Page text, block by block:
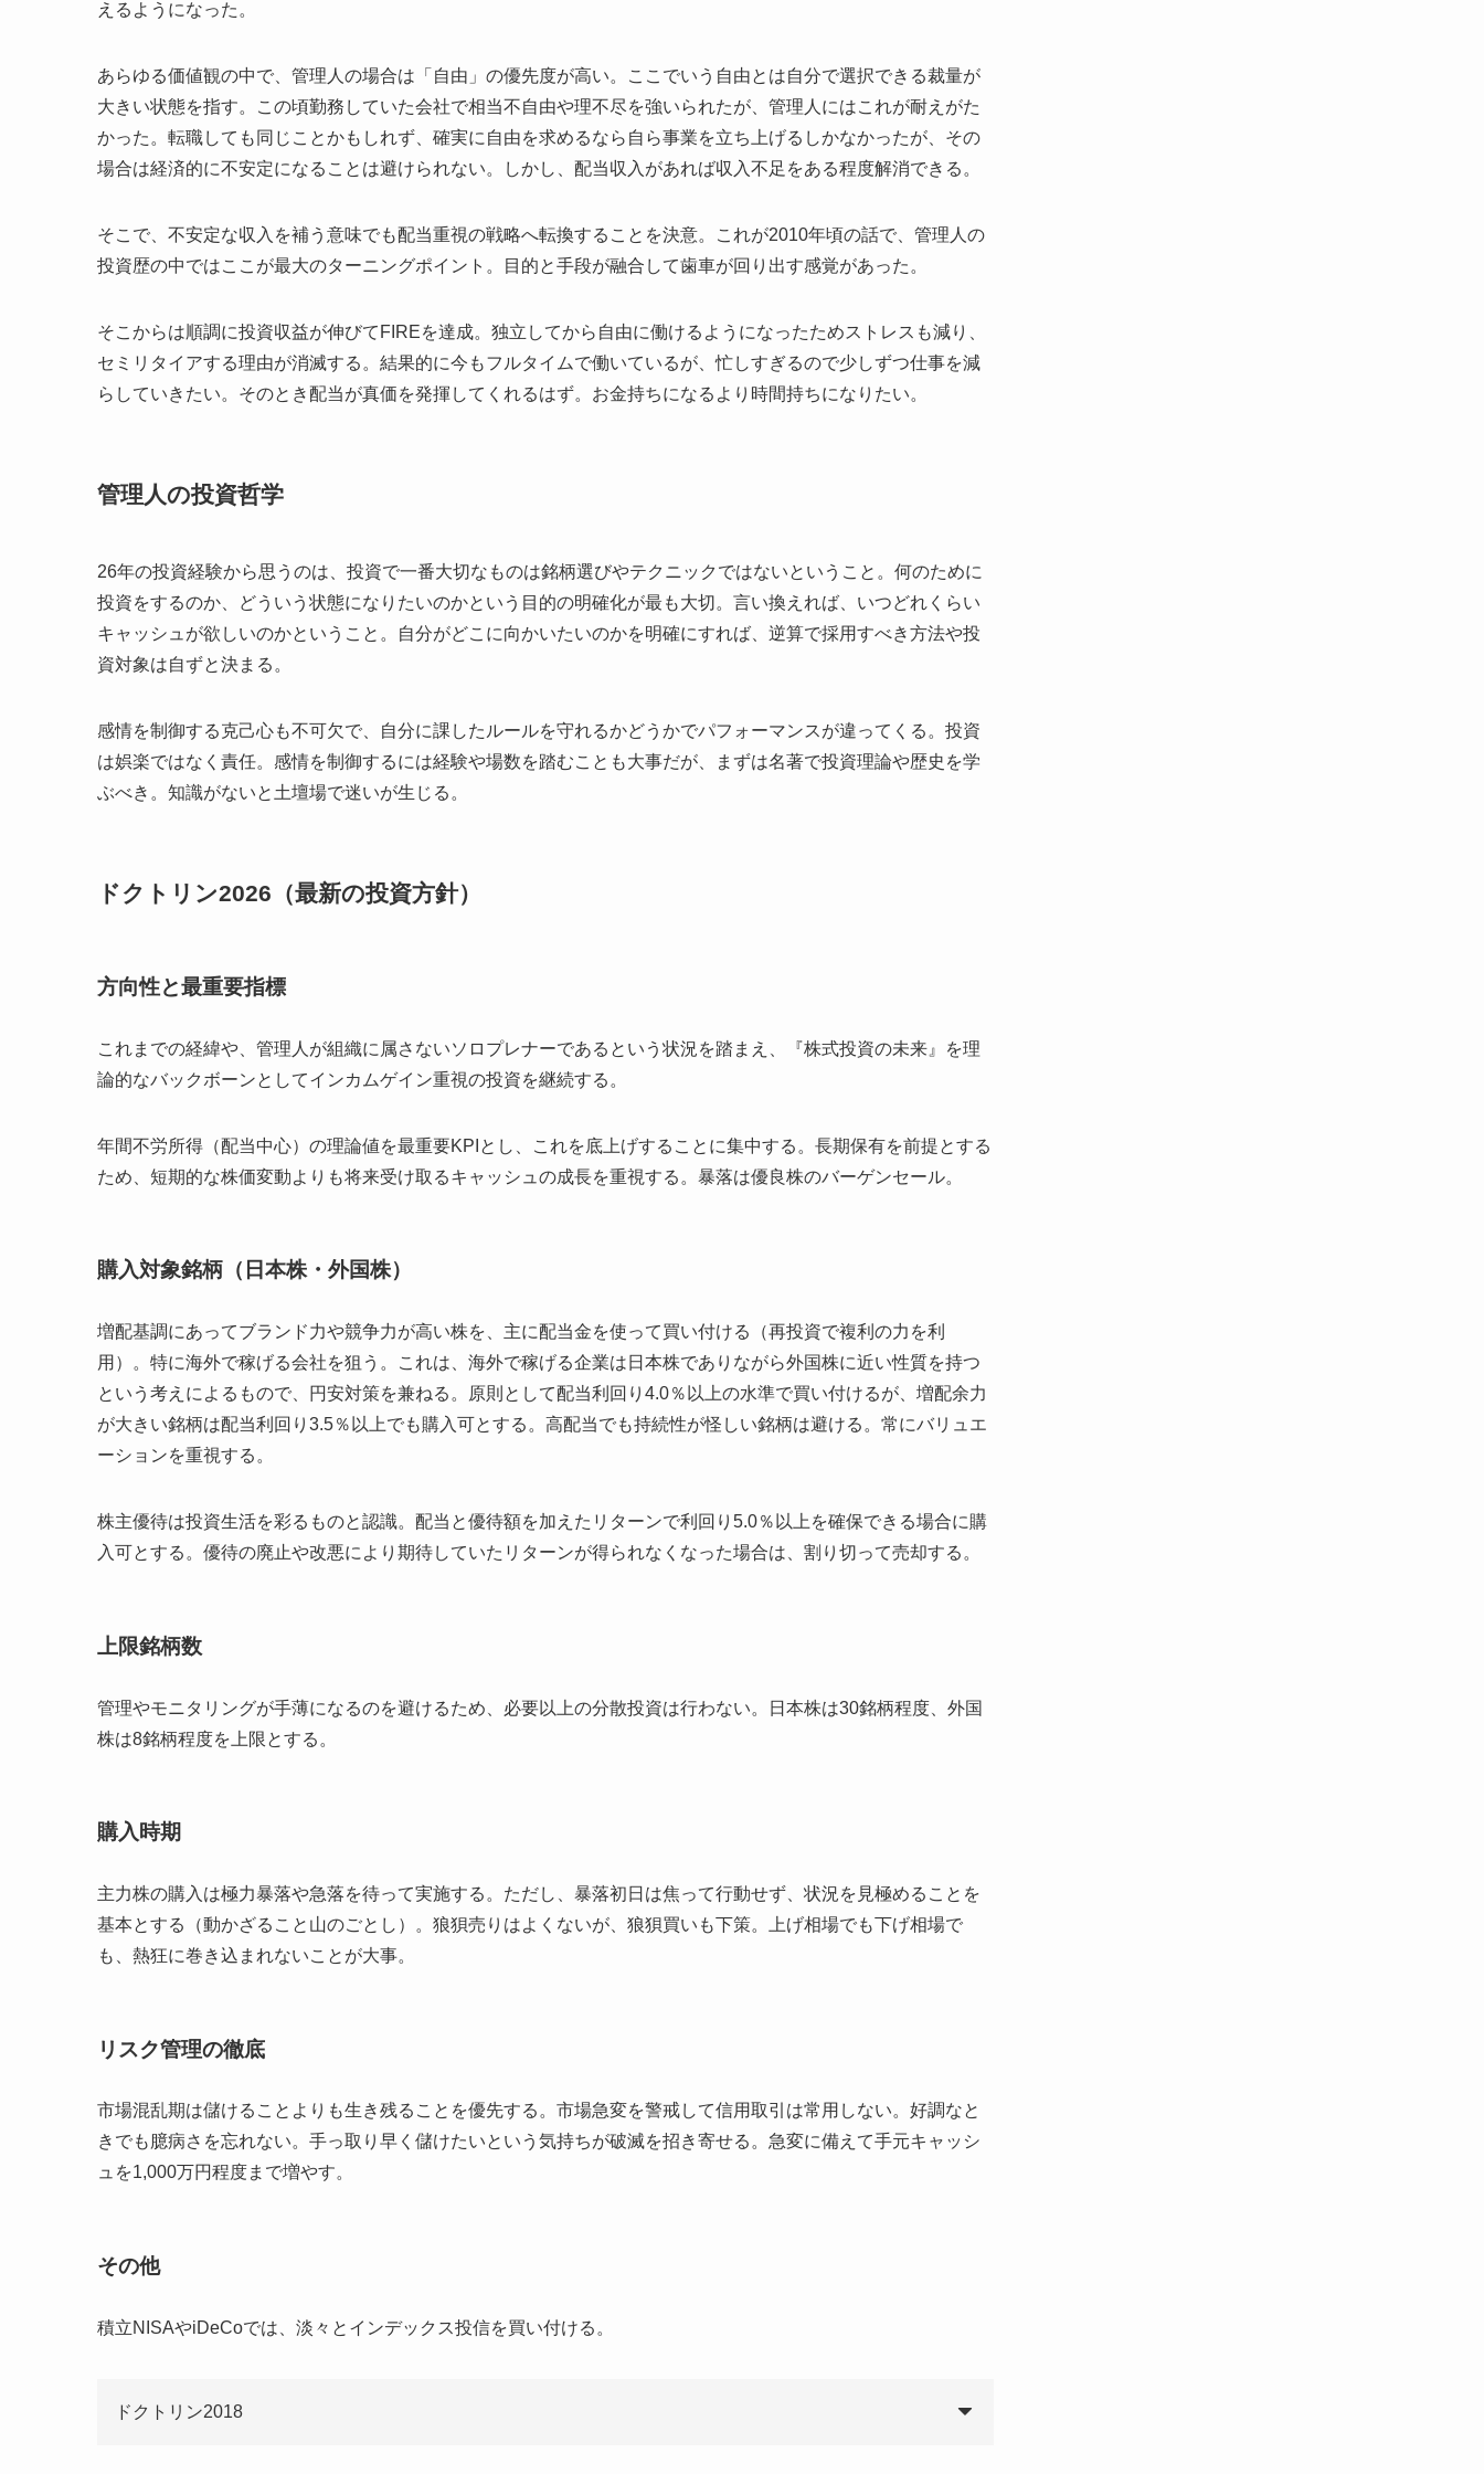
えるようになった。
あらゆる価値観の中で、管理人の場合は「自由」の優先度が高い。ここでいう自由とは自分で選択できる裁量が
大きい状態を指す。この頃勤務していた会社で相当不自由や理不尽を強いられたが、管理人にはこれが耐えがた
かった。転職しても同じことかもしれず、確実に自由を求めるなら自ら事業を立ち上げるしかなかったが、その
場合は経済的に不安定になることは避けられない。しかし、配当収入があれば収入不足をある程度解消できる。
そこで、不安定な収入を補う意味でも配当重視の戦略へ転換することを決意。これが2010年頃の話で、管理人の
投資歴の中ではここが最大のターニングポイント。目的と手段が融合して歯車が回り出す感覚があった。
そこからは順調に投資収益が伸びてFIREを達成。独立してから自由に働けるようになったためストレスも減り、
セミリタイアする理由が消滅する。結果的に今もフルタイムで働いているが、忙しすぎるので少しずつ仕事を減
らしていきたい。そのとき配当が真価を発揮してくれるはず。お金持ちになるより時間持ちになりたい。
管理人の投資哲学
26年の投資経験から思うのは、投資で一番大切なものは銘柄選びやテクニックではないということ。何のために
投資をするのか、どういう状態になりたいのかという目的の明確化が最も大切。言い換えれば、いつどれくらい
キャッシュが欲しいのかということ。自分がどこに向かいたいのかを明確にすれば、逆算で採用すべき方法や投
資対象は自ずと決まる。
感情を制御する克己心も不可欠で、自分に課したルールを守れるかどうかでパフォーマンスが違ってくる。投資
は娯楽ではなく責任。感情を制御するには経験や場数を踏むことも大事だが、まずは名著で投資理論や歴史を学
ぶべき。知識がないと土壇場で迷いが生じる。
ドクトリン2026（最新の投資方針）
方向性と最重要指標
これまでの経緯や、管理人が組織に属さないソロプレナーであるという状況を踏まえ、『株式投資の未来』を理
論的なバックボーンとしてインカムゲイン重視の投資を継続する。
年間不労所得（配当中心）の理論値を最重要KPIとし、これを底上げすることに集中する。長期保有を前提とする
ため、短期的な株価変動よりも将来受け取るキャッシュの成長を重視する。暴落は優良株のバーゲンセール。
購入対象銘柄（日本株・外国株）
増配基調にあってブランド力や競争力が高い株を、主に配当金を使って買い付ける（再投資で複利の力を利
用）。特に海外で稼げる会社を狙う。これは、海外で稼げる企業は日本株でありながら外国株に近い性質を持つ
という考えによるもので、円安対策を兼ねる。原則として配当利回り4.0％以上の水準で買い付けるが、増配余力
が大きい銘柄は配当利回り3.5％以上でも購入可とする。高配当でも持続性が怪しい銘柄は避ける。常にバリュエ
ーションを重視する。
株主優待は投資生活を彩るものと認識。配当と優待額を加えたリターンで利回り5.0％以上を確保できる場合に購
入可とする。優待の廃止や改悪により期待していたリターンが得られなくなった場合は、割り切って売却する。
上限銘柄数
管理やモニタリングが手薄になるのを避けるため、必要以上の分散投資は行わない。日本株は30銘柄程度、外国
株は8銘柄程度を上限とする。
購入時期
主力株の購入は極力暴落や急落を待って実施する。ただし、暴落初日は焦って行動せず、状況を見極めることを
基本とする（動かざること山のごとし）。狼狽売りはよくないが、狼狽買いも下策。上げ相場でも下げ相場で
も、熱狂に巻き込まれないことが大事。
リスク管理の徹底
市場混乱期は儲けることよりも生き残ることを優先する。市場急変を警戒して信用取引は常用しない。好調なと
きでも臆病さを忘れない。手っ取り早く儲けたいという気持ちが破滅を招き寄せる。急変に備えて手元キャッシ
ュを1,000万円程度まで増やす。
その他
積立NISAやiDeCoでは、淡々とインデックス投信を買い付ける。
ドクトリン2018